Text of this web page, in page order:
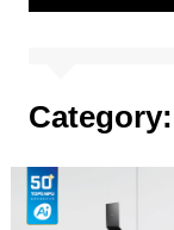
Category: